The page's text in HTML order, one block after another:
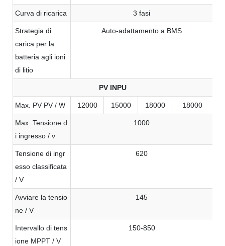
Curva di ricarica 3 fasi
Strategia di
carica per la
batteria agli ioni
di litio
Auto-adattamento a BMS
PV INPU
Max. PV PV / W 12000 15000 18000 18000
Max. Tensione d
i ingresso / v
1000
Tensione di ingr
esso classificata
/ V
620
Avviare la tensio
ne / V
145
Intervallo di tens
ione MPPT / V
150-850